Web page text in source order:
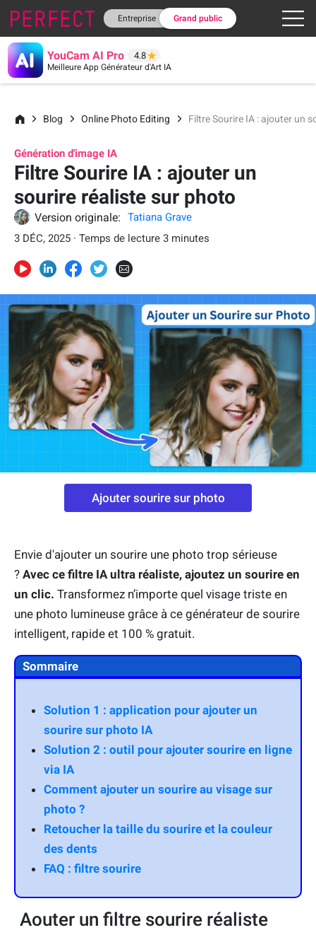
Entreprise Grand public
YouCam AI Pro 4.8
Meilleure App Générateur d'Art IA
Blog Online Photo Editing Filtre Sourire IA : ajouter un
Génération d'image IA
Filtre Sourire IA : ajouter un
sourire réaliste sur photo
Version originale:
Tatiana Grave
3 DÉC, 2025 · Temps de lecture 3 minutes
Ajouter sourire sur photo
Envie d'ajouter un sourire une photo trop sérieuse
? Avec ce filtre IA ultra réaliste, ajoutez un sourire en
un clic. Transformez n’importe quel visage triste en
une photo lumineuse grâce à ce générateur de sourire
intelligent, rapide et 100 % gratuit.
Sommaire
Solution 1 : application pour ajouter un
sourire sur photo IA
Solution 2 : outil pour ajouter sourire en ligne
via IA
Comment ajouter un sourire au visage sur
photo ?
Retoucher la taille du sourire et la couleur
des dents
FAQ : filtre sourire
Aouter un filtre sourire réaliste